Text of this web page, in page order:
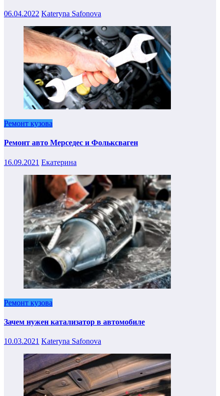
06.04.2022 Kateryna Safonova
Ремонт кузова
Ремонт авто Мерседес и Фольксваген
16.09.2021 Екатерина
Ремонт кузова
Зачем нужен катализатор в автомобиле
10.03.2021 Kateryna Safonova